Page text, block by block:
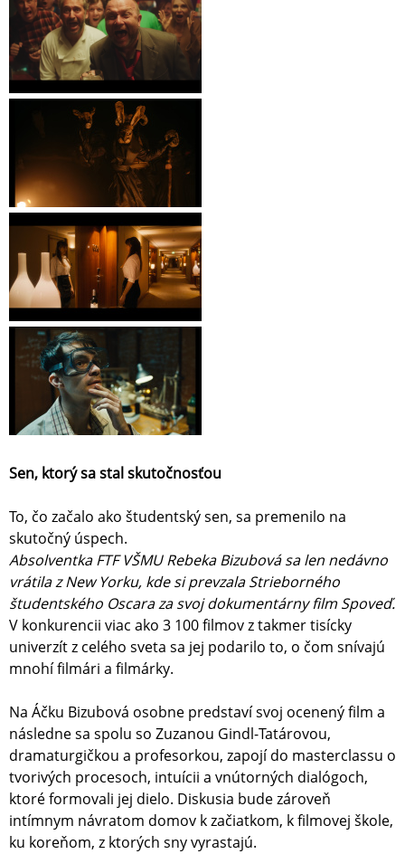
Sen, ktorý sa stal skutočnosťou
To, čo začalo ako študentský sen, sa premenilo na
skutočný úspech.
Absolventka FTF VŠMU Rebeka Bizubová sa len nedávno
vrátila z New Yorku, kde si prevzala Strieborného
študentského Oscara za svoj dokumentárny film Spoveď.
V konkurencii viac ako 3 100 filmov z takmer tisícky
univerzít z celého sveta sa jej podarilo to, o čom snívajú
mnohí filmári a filmárky.
Na Áčku Bizubová osobne predstaví svoj ocenený film a
následne sa spolu so Zuzanou Gindl-Tatárovou,
dramaturgičkou a profesorkou, zapojí do masterclassu o
tvorivých procesoch, intuícii a vnútorných dialógoch,
ktoré formovali jej dielo. Diskusia bude zároveň
intímnym návratom domov k začiatkom, k filmovej škole,
ku koreňom, z ktorých sny vyrastajú.